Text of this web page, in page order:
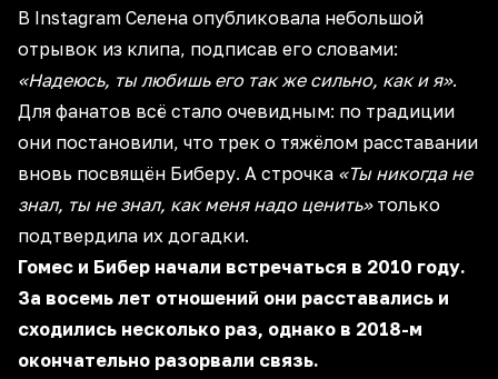
В Instagram Селена опубликовала небольшой
отрывок из клипа, подписав его словами:
«Надеюсь, ты любишь его так же сильно, как и я».
Для фанатов всё стало очевидным: по традиции
они постановили, что трек о тяжёлом расставании
вновь посвящён Биберу. А строчка «Ты никогда не
знал, ты не знал, как меня надо ценить»только
подтвердила их догадки.
Гомес и Бибер начали встречаться в 2010 году.
За восемь лет отношений они расставались и
сходились несколько раз, однако в 2018-м
окончательно разорвали связь.